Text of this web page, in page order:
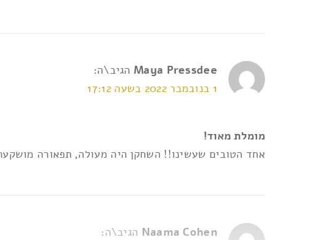
Maya Pressdee הגיב\ה:
1 בנובמבר 2022 בשעה 17:12
מומלת מאוד!
אחד הטובים שעשינו!! השחקן היה מעולה, תפאורה מושקעת רוב
Naama Cohen הגיב\ה: